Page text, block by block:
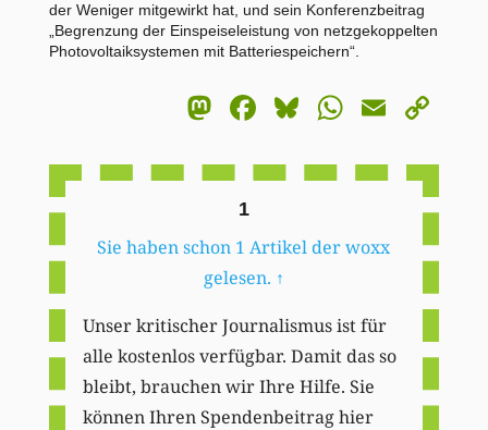
der Weniger mitgewirkt hat, und sein Konferenzbeitrag
„Begrenzung der Einspeiseleistung von netzgekoppelten
Photovoltaiksystemen mit Batteriespeichern“.
Mastodon
Facebook
BlueskyEmail
1
Sie haben schon 1 Artikel der woxx
gelesen. ↑
Unser kritischer Journalismus ist für
alle kostenlos verfügbar. Damit das so
bleibt, brauchen wir Ihre Hilfe. Sie
können Ihren Spendenbeitrag hier